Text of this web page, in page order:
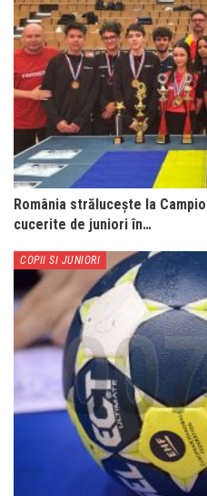
România strălucește la
cucerite de juniori în…
COPII SI JUNIORI